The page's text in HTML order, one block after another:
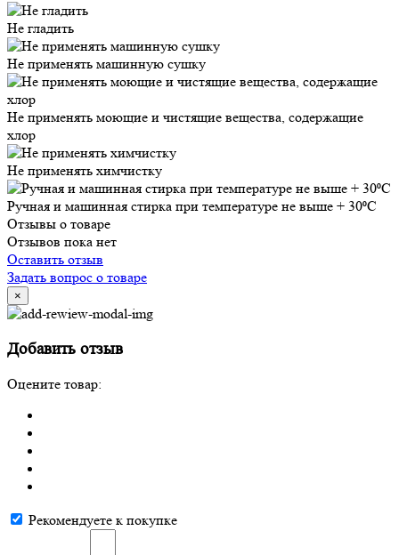
Не гладить
Не применять машинную сушку
Не применять моющие и чистящие вещества, содержащие
хлор
Не применять химчистку
Ручная и машинная стирка при температуре не выше + 30⁰С
Отзывы о товаре
Отзывов пока нет
Оставить отзыв
Задать вопрос о товаре
×
Добавить отзыв
Оцените товар:
Рекомендуете к покупке